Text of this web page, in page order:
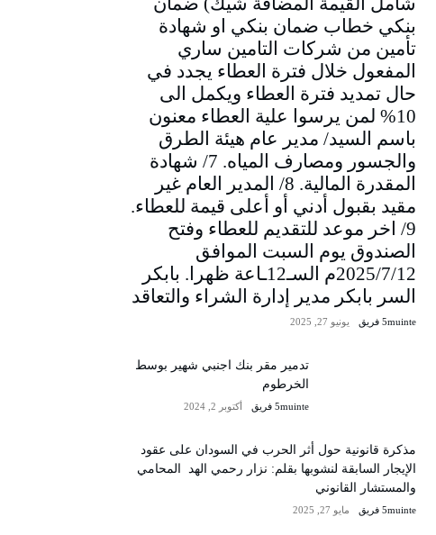
بنكي خطاب ضمان بنكي او شهادة
تأمين من شركات التامين ساري
المفعول خلال فترة العطاء يجدد في
حال تمديد فترة العطاء ويكمل الى
10% لمن يرسوا علية العطاء معنون
باسم السيد/ مدير عام هيئة الطرق
والجسور ومصارف المياه. 7/ شهادة
المقدرة المالية. 8/ المدير العام غير
مقيد بقبول أدني أو أعلى قيمة للعطاء.
9/ اخر موعد للتقديم للعطاء وفتح
الصندوق يوم السبت الموافق
2025/7/12م السـ12ـاعة ظهرا. بابكر
السر بابكر مدير إدارة الشراء والتعاقد
5muinte فريق يونيو 27, 2025
تدمير مقر بنك اجنبي شهير بوسط
الخرطوم
5muinte فريق أكتوبر 2, 2024
مذكرة قانونية حول أثر الحرب في السودان على عقود
الإيجار السابقة لنشوبها بقلم: نزار رحمي الهد المحامي
والمستشار القانوني
5muinte فريق مايو 27, 2025